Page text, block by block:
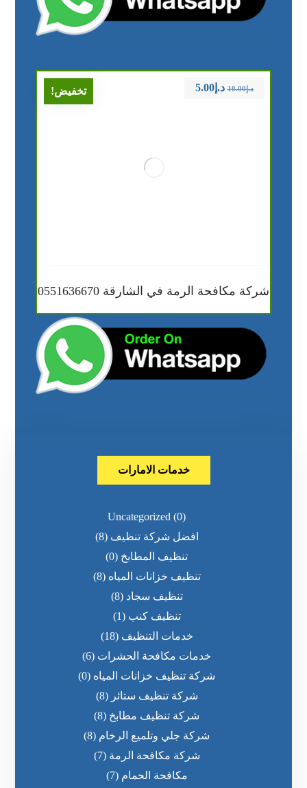
تخفيض!
شركة مكافحة الرمة في الشارقة 0551636670
د.إ10.00 د.إ5.00
خدمات الامارات
Uncategorized (0)
افضل شركة تنظيف (8)
تنظيف المطابخ (0)
تنظيف خزانات المياه (8)
تنظيف سجاد (8)
تنظيف كنب (1)
خدمات التنظيف (18)
خدمات مكافحة الحشرات (6)
شركة تنظيف خزانات المياه (0)
شركة تنظيف ستائر (8)
شركة تنظيف مطابخ (8)
شركة جلي وتلميع الرخام (8)
شركة مكافحة الرمة (7)
مكافحة الحمام (7)